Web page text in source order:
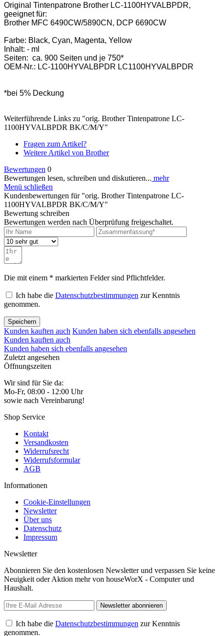
Original Tintenpatrone Brother LC-1100HYVALBPDR,
geeignet für:
Brother MFC 6490CW/5890CN, DCP 6690CW
Farbe: Black, Cyan, Magenta, Yellow
Inhalt: - ml
Seiten: ca. 900 Seiten und je 750*
OEM-Nr.: LC-1100HYVALBPDR LC1100HYVALBPDR
*bei 5% Deckung
Weiterführende Links zu "orig. Brother Tintenpatrone LC-
1100HYVALBPDR BK/C/M/Y"
Fragen zum Artikel?
Weitere Artikel von Brother
Bewertungen 0
Bewertungen lesen, schreiben und diskutieren... mehr
Menü schließen
Kundenbewertungen für "orig. Brother Tintenpatrone LC-
1100HYVALBPDR BK/C/M/Y"
Bewertung schreiben
Bewertungen werden nach Überprüfung freigeschaltet.
Die mit einem * markierten Felder sind Pflichtfelder.
Ich habe die Datenschutzbestimmungen zur Kenntnis
genommen.
Speichern
Kunden kauften auch Kunden haben sich ebenfalls angesehen
Kunden kauften auch
Kunden haben sich ebenfalls angesehen
Zuletzt angesehen
Öffnungszeiten
Wir sind für Sie da:
Mo-Fr, 08:00 - 12:00 Uhr
sowie nach Vereinbarung!
Shop Service
Kontakt
Versandkosten
Widerrufsrecht
Widerrufsformular
AGB
Informationen
Cookie-Einstellungen
Newsletter
Über uns
Datenschutz
Impressum
Newsletter
Abonnieren Sie den kostenlosen Newsletter und verpassen Sie keine
Neuigkeit oder Aktion mehr von houseWorX - Computer und
Haushalt.
Newsletter abonnieren
Ich habe die Datenschutzbestimmungen zur Kenntnis
genommen.